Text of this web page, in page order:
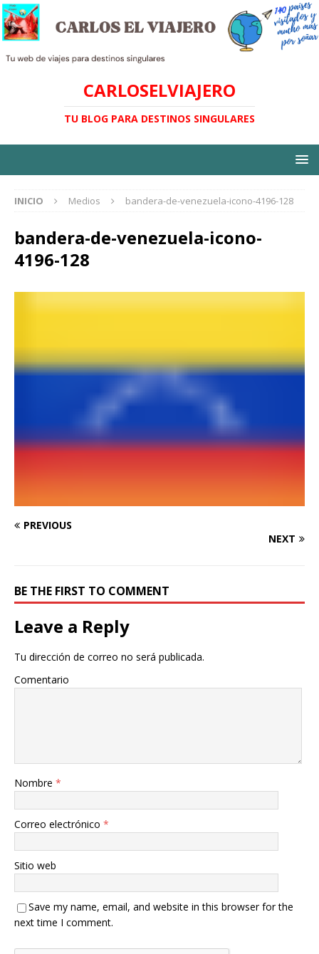
CARLOSELVIAJERO
TU BLOG PARA DESTINOS SINGULARES
INICIO Medios bandera-de-venezuela-icono-4196-128
bandera-de-venezuela-icono-
4196-128
PREVIOUS
NEXT
BE THE FIRST TO COMMENT
Leave a Reply
Tu dirección de correo no será publicada.
Comentario
Nombre *
Correo electrónico *
Sitio web
Save my name, email, and website in this browser for the
next time I comment.